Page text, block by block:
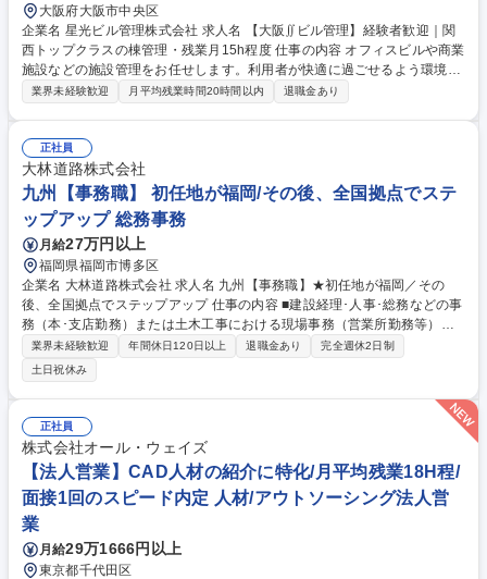
大阪府大阪市中央区
企業名 星光ビル管理株式会社 求人名 【大阪∬ビル管理】経験者歓迎｜関
西トップクラスの棟管理・残業月15h程度 仕事の内容 オフィスビルや商業
施設などの施設管理をお任せします。利用者が快適に過ごせるよう環境維
持に努めていただきます。充実した研修体制のもと、スキルを磨きながら
ント工事、点検情報の広報や案内 ■緊急時対応（地震発生後の点検、火災
報知器が鳴った際の対応など） ■設備の点検（点検項目に沿って確認）
【設備の例】空調機、非常階段、排水管や給水管など 募集職種 【大阪∬
ビル管理】経験者歓迎｜関西トップクラスの棟管理・残業月15h程度
業界未経験歓迎 月平均残業時間20時間以内 退職金あり
正社員
大林道路株式会社
九州【事務職】 初任地が福岡/その後、全国拠点でステ
ップアップ 総務事務
月給27万円以上
福岡県福岡市博多区
企業名 大林道路株式会社 求人名 九州【事務職】★初任地が福岡／その
後、全国拠点でステップアップ 仕事の内容 ■建設経理･人事･総務などの事
務（本･支店勤務）または土木工事における現場事務（営業所勤務等）を
お任せいたします。管理職になる手前まで九州支店管内で働いていただ
き、管理職レベルに到達した段階で 全国の拠点に転勤するというキャリア
パスを想定しています。 現場事務においては、営業所で管轄する各工事プ
ロジェクトの収支計算から決算報告までの経理的な業務、安全書類の整
備、施主や取引先への緊急事態対応や請求書対応、工事担当者のフォロ
ー、営業所内のマネジメント業務など、幅広い事務全般をご担当いただき
ます。 募集職種 九州【事務職】★初任地が福岡／その後、全国拠点でス
テップアップ
業界未経験歓迎 年間休日120日以上 退職金あり
完全週休2日制
土日祝休み
正社員
株式会社オール・ウェイズ
【法人営業】CAD人材の紹介に特化/月平均残業18H程/
面接1回のスピード内定 人材/アウトソーシング法人営
業
月給29万1666円以上
東京都千代田区